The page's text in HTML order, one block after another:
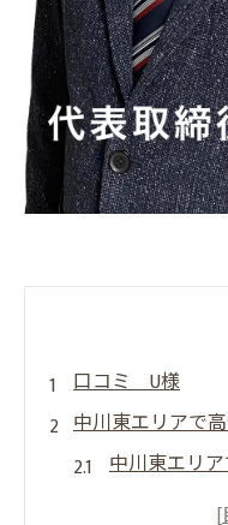
口コミ U様
中川東エリアで
中川東エリ
功させる流れ